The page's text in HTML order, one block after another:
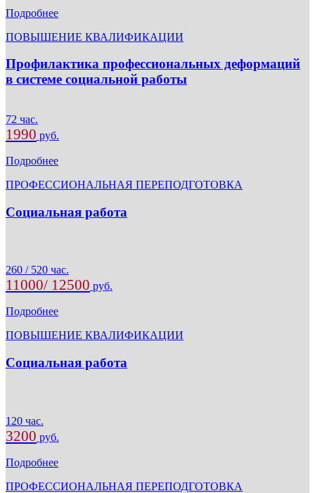
Подробнее
ПОВЫШЕНИЕ КВАЛИФИКАЦИИ
Профилактика профессиональных деформаций
в системе социальной работы
72 час.
1990 руб.
Подробнее
ПРОФЕССИОНАЛЬНАЯ ПЕРЕПОДГОТОВКА
Социальная работа
260 / 520 час.
11000/ 12500 руб.
Подробнее
ПОВЫШЕНИЕ КВАЛИФИКАЦИИ
Социальная работа
120 час.
3200 руб.
Подробнее
ПРОФЕССИОНАЛЬНАЯ ПЕРЕПОДГОТОВКА